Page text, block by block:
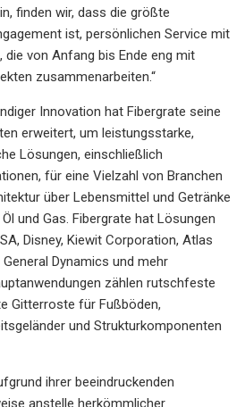
finden wir, dass die größte
ist, persönlichen Service mit
die von Anfang bis Ende eng mit
zusammenarbeiten.“
Innovation hat Fibergrate seine
erweitert, um leistungsstarke,
Lösungen, einschließlich
für eine Vielzahl von Branchen
über Lebensmittel und Getränke
und Gas. Fibergrate hat Lösungen
Disney, Kiewit Corporation, Atlas
Dynamics und mehr
zählen rutschfeste
Gitterroste für Fußböden,
und Strukturkomponenten
ihrer beeindruckenden
anstelle herkömmlicher